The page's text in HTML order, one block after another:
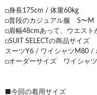
□身長175cm / 体重60kg
□普段のカジュアル服 S〜M
□肩幅48cmあって、ウエスト
□SUIT SELECTの商品サイズ
スーツY6 / ワイシャツM80 /
□オーダーサイズ ワイシャ
■今回の着用サイズ